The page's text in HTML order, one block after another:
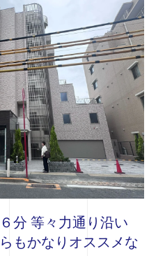
分 等々力通り沿い
もかなりオススメな